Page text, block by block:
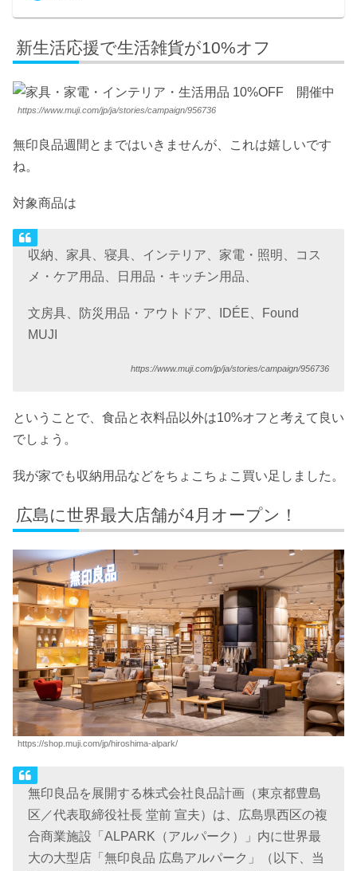
新生活応援で生活雑貨が10%オフ
https://www.muji.com/jp/ja/stories/campaign/956736
無印良品週間とまではいきませんが、これは嬉しいです
ね。
対象商品は
収納、家具、寝具、インテリア、家電・照明、コス
メ・ケア用品、日用品・キッチン用品、
文房具、防災用品・アウトドア、IDÉE、Found
MUJI
https://www.muji.com/jp/ja/stories/campaign/956736
ということで、食品と衣料品以外は10%オフと考えて良い
でしょう。
我が家でも収納用品などをちょこちょこ買い足しました。
広島に世界最大店舗が4月オープン！
https://shop.muji.com/jp/hiroshima-alpark/
無印良品を展開する株式会社良品計画（東京都豊島
区／代表取締役社長 堂前 宣夫）は、広島県西区の複
合商業施設「ALPARK（アルパーク）」内に世界最
大の大型店「無印良品 広島アルパーク」（以下、当